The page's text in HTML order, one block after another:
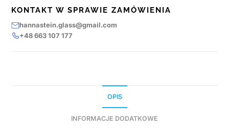
KONTAKT W SPRAWIE ZAMÓWIENIA
hannastein.glass@gmail.com
+48 663 107 177
OPIS
INFORMACJE DODATKOWE